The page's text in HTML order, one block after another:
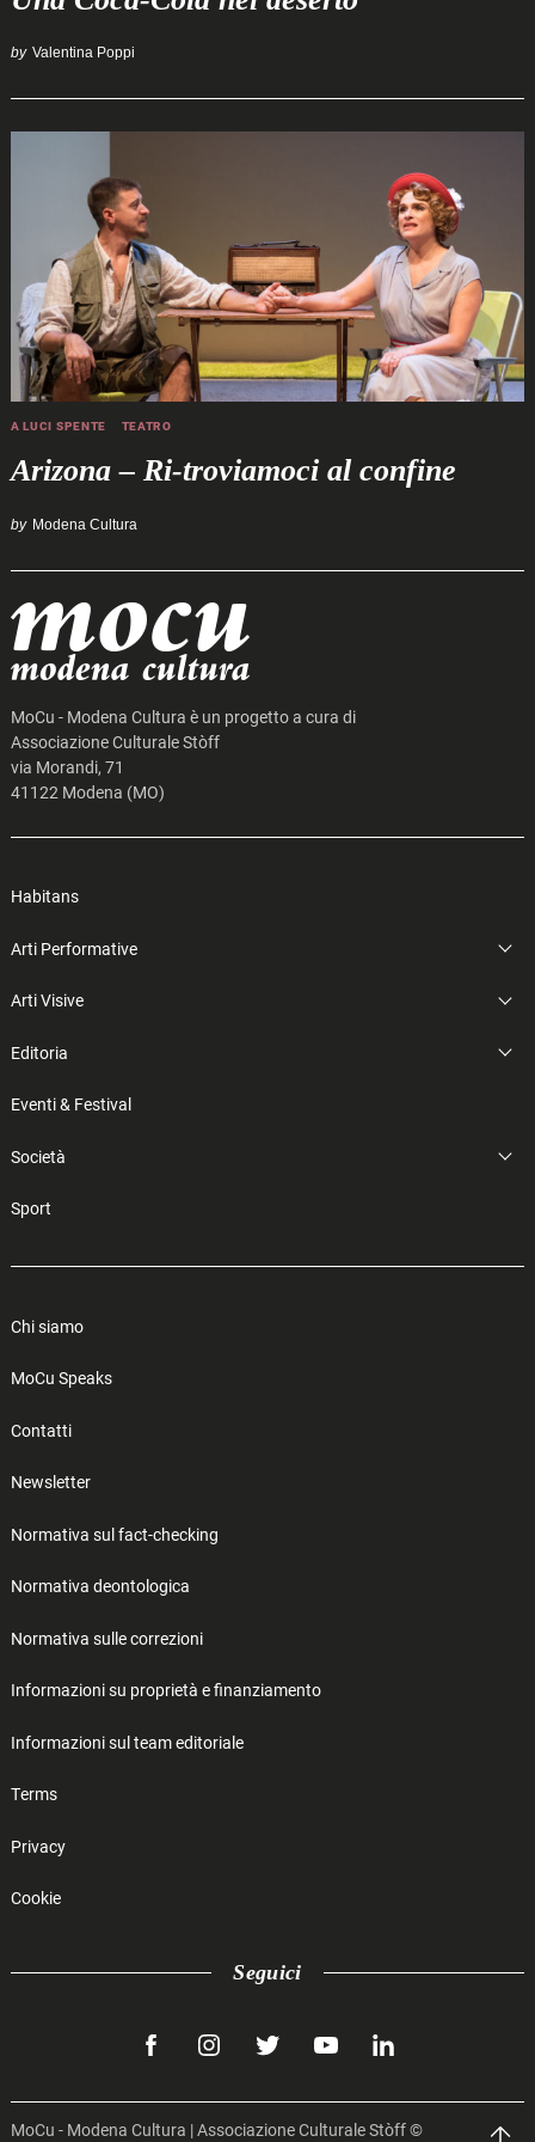
by Valentina Poppi
A LUCI SPENTE TEATRO
Arizona – Ri-troviamoci al confine
by Modena Cultura
MoCu - Modena Cultura è un progetto a cura di
Associazione Culturale Stòff
via Morandi, 71
41122 Modena (MO)
Habitans
Arti Performative
Arti Visive
Editoria
Eventi & Festival
Società
Sport
Chi siamo
MoCu Speaks
Contatti
Newsletter
Normativa sul fact-checking
Normativa deontologica
Normativa sulle correzioni
Informazioni su proprietà e finanziamento
Informazioni sul team editoriale
Terms
Privacy
Cookie
Seguici
facebookinstagramtwitteryoutubelinkedin
MoCu - Modena Cultura | Associazione Culturale Stòff ©
Search
for: